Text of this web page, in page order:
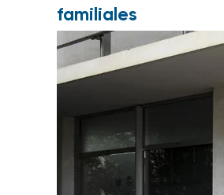
familiales